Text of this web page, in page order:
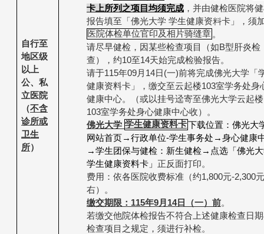
自行至
地区级
以上
公、私
立医院
（不含
诊所或
卫生
所）
卡 上所列之项目均须完成 ，并由健检医院将
报告填至「佛光大学 学生健康资料卡」，须
医院体检单位官印及相片骑缝章 。
请尽早健检，因某些检查项目
（如B型肝炎检
查）
，约10至14天始完成检验报告。
请于115年09月 14日 (一)前将完成佛光大学「
健康资料卡」，缴交至云起楼103室学务处身
健康中心。（或以挂号迳寄至佛光大学云起楼
103室学务处身心健康中心收）。
佛光大学 学生健康资料卡下载位置：佛光大
网站首页→行政单位-学生事务处 →身心健康
→学生团保与健检：新生健检→ 点选「佛光
学生健康资料卡」 正反面打印。
费用：依各医院收费标准 （约1,800元-2,300
右）
。
缴交期限： 115年9月 14日（一）前。
若缴交他院体检报告不符合上述健康检查日
检查项目之规定，须进行补检。